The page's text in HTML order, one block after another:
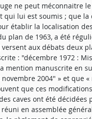
ne peut méconnaitre
qui lui est soumis ; que la
établir la localisation
plan de 1963, a été
versent aux débats deux
: "décembre 1972 :
mention manuscrite en
2004" » et que
que ces
caves ont été décidées
en assemblée